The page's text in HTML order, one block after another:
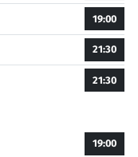
19:00
21:30
21:30
19:00